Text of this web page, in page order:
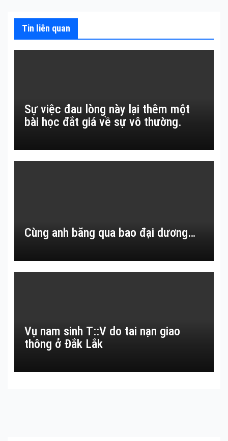
Tin liên quan
Sự việc đau lòng này lại thêm một
bài học đắt giá về sự vô thường.
Cùng anh băng qua bao đại dương…
Vụ nam sinh T::V do tai nạn giao
thông ở Đắk Lắk